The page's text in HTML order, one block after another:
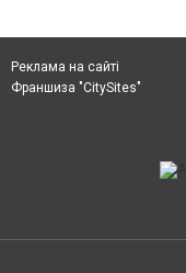
Реклама на сайті
Франшиза "CitySites"